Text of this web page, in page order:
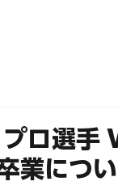
ロ選手
業につ